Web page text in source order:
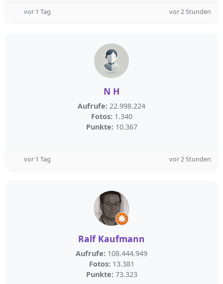
vor 1 Tag vor 2 Stunden
N H
Aufrufe: 22.998.224
Fotos: 1.340
Punkte: 10.367
vor 1 Tag vor 2 Stunden
Ralf Kaufmann
Aufrufe: 108.444.949
Fotos: 13.381
Punkte: 73.323